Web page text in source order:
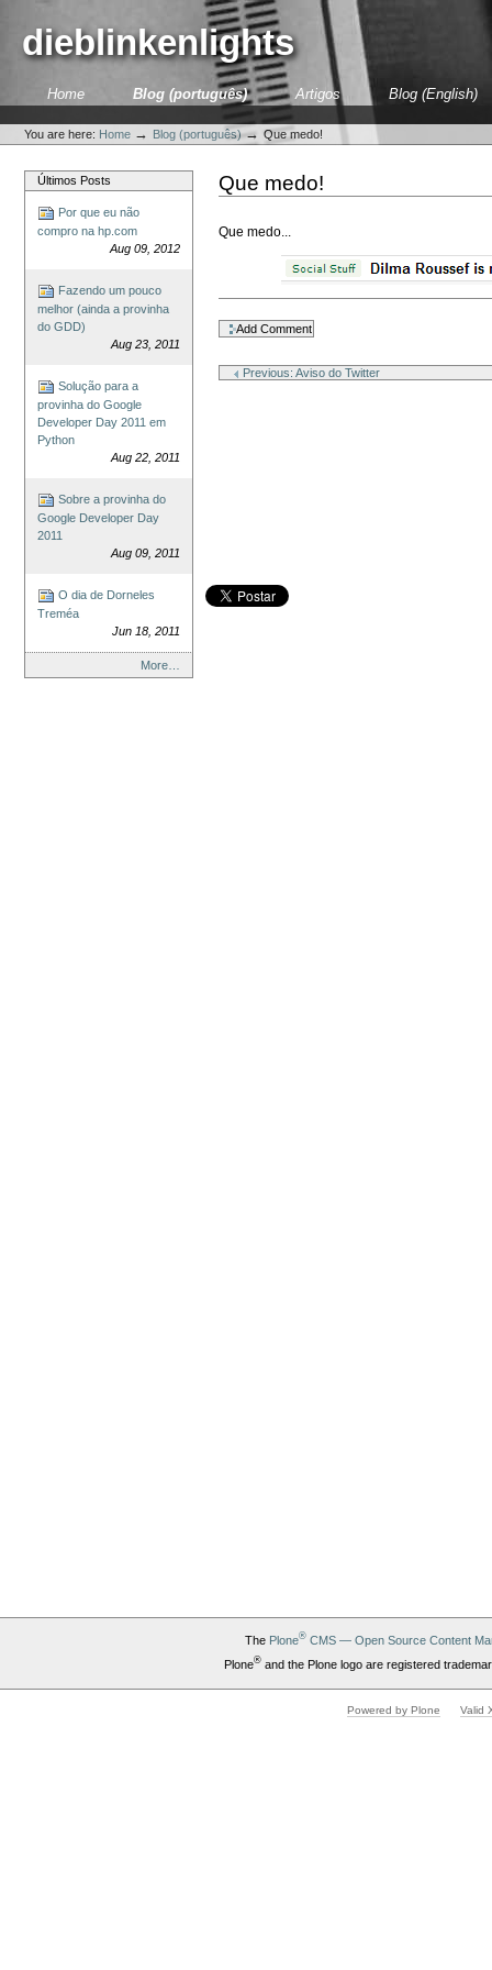
content.dieblinkenlights
SectionsHome Blog (português) Artigos Blog (English)
tools
You are here: Home → Blog (português) →Que medo!
Últimos Posts
Por que eu não
compro na hp.com
Aug 09, 2012
Fazendo um pouco
melhor (ainda a provinha
do GDD)
Aug 23, 2011
Solução para a
provinha do Google
Developer Day 2011 em
Python
Aug 22, 2011
Sobre a provinha do
Google Developer Day
2011
Aug 09, 2011
O dia de Dorneles
Treméa
Jun 18, 2011
More…
Que medo!
Que medo...
Actions
Previous: Aviso do Twitter
The Plone®CMS — Open Source Content
Plone®and the Plone logo are registered
Powered by Plone Valid